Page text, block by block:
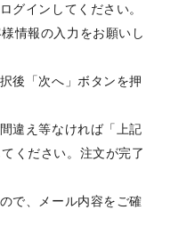
グインしてください。
情報の入力をお願いし
後「次へ」ボタンを押
違え等なければ「上記
ください。注文が完了
で、メール内容をご確